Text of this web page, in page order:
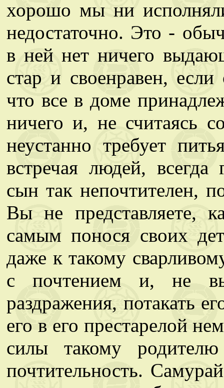
хорошо мы ни
недостаточно. Это -
в ней нет ничего
стар и своенравен,
что все в доме
ничего и, не считаясь
неустанно требует
встречая людей,
сын так непочтителен,
Вы не представляете,
самым понося своих
даже к такому
с почтением и, не
раздражения, потакать
его в его престарелой
силы такому
почтительность.